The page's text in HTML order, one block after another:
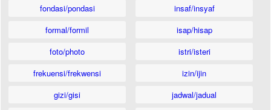
fondasi/pondasi
formal/formil
foto/photo
frekuensi/frekwensi
gizi/gisi
insaf/insyaf
isap/hisap
istri/isteri
izin/ijin
jadwal/jadual